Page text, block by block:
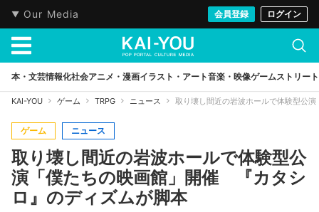
Our Media 会員登録 ログイン
本・文芸情報化社会アニメ・漫画イラスト・アート音楽・映像ゲームストリート
KAI-YOU ゲーム TRPG ニュース 取り壊し間近の岩波ホールで体験型公
ゲーム ニュース
取り壊し間近の岩波ホールで体験型公
演「僕たちの映画館」開催 『カタシ
ロ』のディズムが脚本